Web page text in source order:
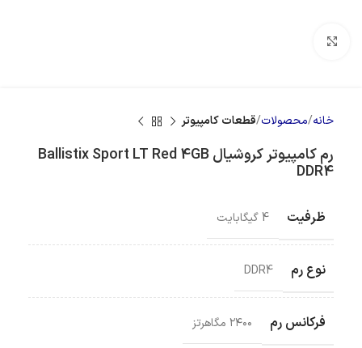
خانه محصولات قطعات کامپیوتر
رم کامپیوتر کروشیال Ballistix Sport LT Red 4GB
DDR4
ظرفیت 4 گیگابایت
نوع رم DDR4
فرکانس رم ۲۴۰۰ مگاهرتز